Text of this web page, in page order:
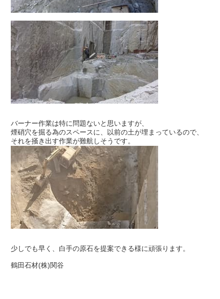
バーナー作業は特に問題ないと思いますが、
煙硝穴を掘る為のスペースに、以前の土が埋まっているので、
それを掻き出す作業が難航しそうです。
少しでも早く、白手の原石を提案できる様に頑張ります。
鶴田石材(株)関谷